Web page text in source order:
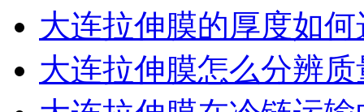
大连拉伸膜的厚度如
大连拉伸膜怎么分辨